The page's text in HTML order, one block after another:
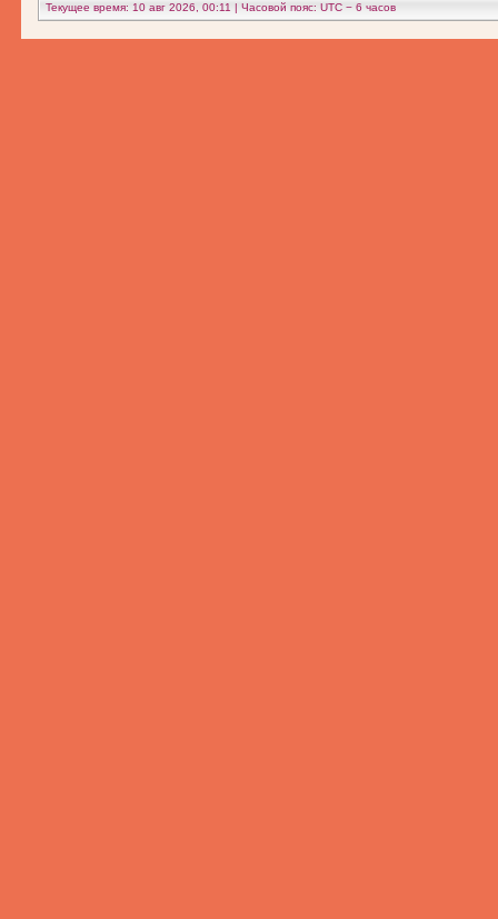
Текущее время: 10 авг 2026, 00:11 | Часовой пояс: UTC − 6 часов